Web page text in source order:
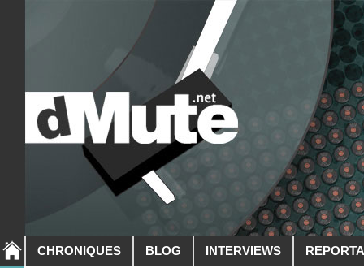
CHRONIQUES BLOG INTERVIEWS